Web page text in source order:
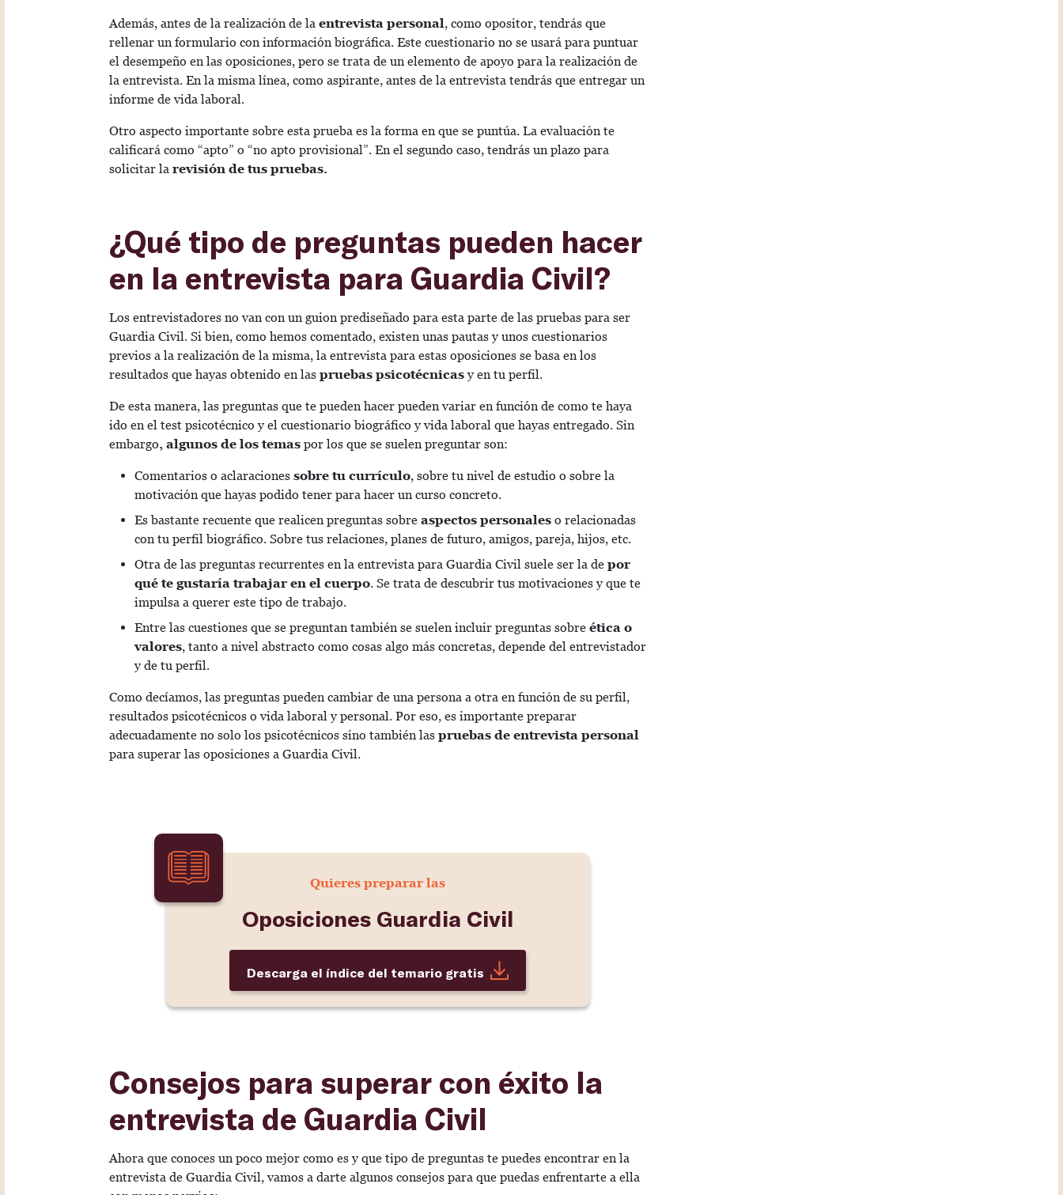
Además, antes de la realización de la entrevista personal, como opositor, tendrás que
rellenar un formulario con información biográfica. Este cuestionario no se usará para puntuar
el desempeño en las oposiciones, pero se trata de un elemento de apoyo para la realización de
la entrevista. En la misma línea, como aspirante, antes de la entrevista tendrás que entregar un
informe de vida laboral.
Otro aspecto importante sobre esta prueba es la forma en que se puntúa. La evaluación te
calificará como “apto” o “no apto provisional”. En el segundo caso, tendrás un plazo para
solicitar la revisión de tus pruebas.
¿Qué tipo de preguntas pueden hacer
en la entrevista para Guardia Civil?
Los entrevistadores no van con un guion prediseñado para esta parte de las pruebas para ser
Guardia Civil. Si bien, como hemos comentado, existen unas pautas y unos cuestionarios
previos a la realización de la misma, la entrevista para estas oposiciones se basa en los
resultados que hayas obtenido en las pruebas psicotécnicasy en tu perfil.
De esta manera, las preguntas que te pueden hacer pueden variar en función de como te haya
ido en el test psicotécnico y el cuestionario biográfico y vida laboral que hayas entregado. Sin
embargo, algunos de los temas por los que se suelen preguntar son:
Comentarios o aclaraciones sobre tu currículo, sobre tu nivel de estudio o sobre la
motivación que hayas podido tener para hacer un curso concreto.
Es bastante recuente que realicen preguntas sobre aspectos personales o relacionadas
con tu perfil biográfico. Sobre tus relaciones, planes de futuro, amigos, pareja, hijos, etc.
Otra de las preguntas recurrentes en la entrevista para Guardia Civil suele ser la de por
qué te gustaría trabajar en el cuerpo. Se trata de descubrir tus motivaciones y que te
impulsa a querer este tipo de trabajo.
Entre las cuestiones que se preguntan también se suelen incluir preguntas sobre ética o
valores, tanto a nivel abstracto como cosas algo más concretas, depende del entrevistador
y de tu perfil.
Como decíamos, las preguntas pueden cambiar de una persona a otra en función de su perfil,
resultados psicotécnicos o vida laboral y personal. Por eso, es importante preparar
adecuadamente no solo los psicotécnicos sino también las pruebas de entrevista personal
para superar las oposiciones a Guardia Civil.
Quieres preparar las
Oposiciones Guardia Civil
Descarga el índice del temario gratis
Consejos para superar con éxito la
entrevista de Guardia Civil
Ahora que conoces un poco mejor como es y que tipo de preguntas te puedes encontrar en la
entrevista de Guardia Civil, vamos a darte algunos consejos para que puedas enfrentarte a ella